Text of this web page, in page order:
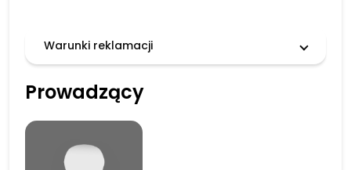
Warunki reklamacji
Prowadzący